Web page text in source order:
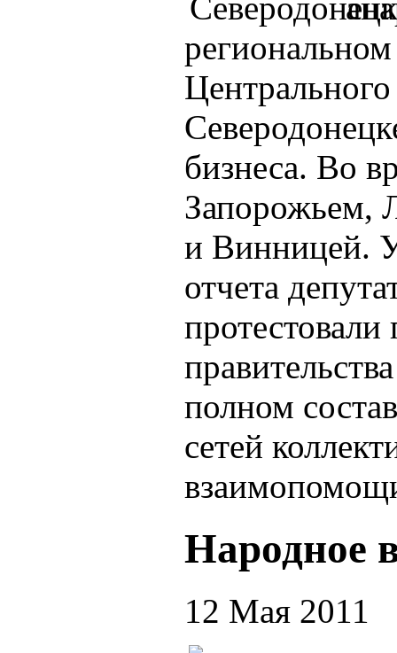
бизнеса. Во
Запорожьем,
и Винницей.
отчета
полном
сетей
Народное
12 Мая 2011